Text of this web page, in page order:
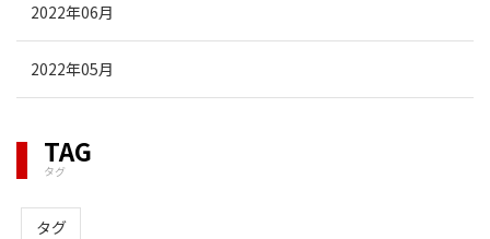
2022年06月
2022年05月
TAG
タグ
タグ